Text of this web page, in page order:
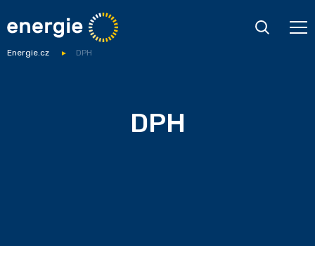
Energie.cz DPH
DPH